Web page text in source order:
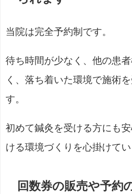
当院は完全予約制です。
待ち時間が少なく、他の患
く、落ち着いた環境で施術
す。
初めて鍼灸を受ける方にも
ける環境づくりを心掛けてい
回数券の販売や予約